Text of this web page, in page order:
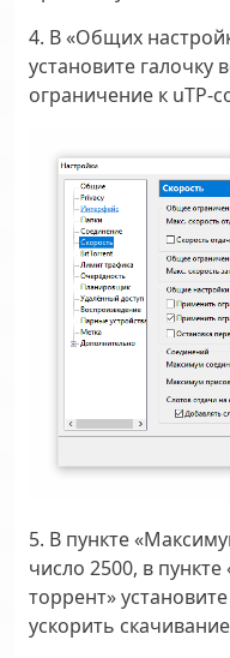
4. В «Общих
установите галочку
ограничение к uTP-
5. В пункте
число 2500, в
торрент»
ускорить